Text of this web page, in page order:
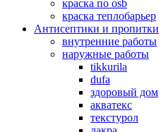
краска по osb
краска теплобарьер
Антисептики и пропитки
внутренние работы
наружные работы
tikkurila
dufa
здоровый дом
акватекс
текстурол